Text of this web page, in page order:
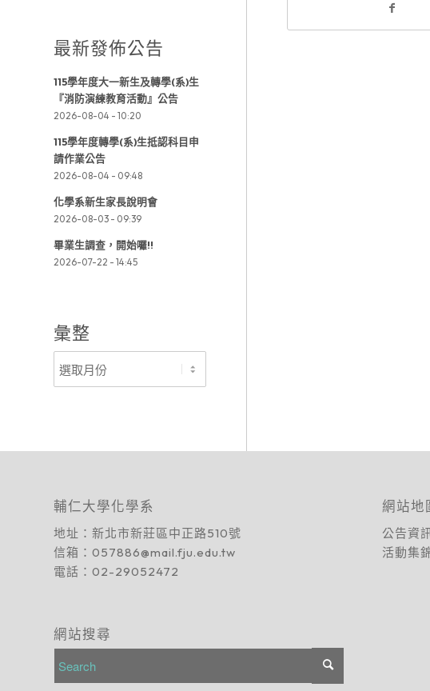
最新發佈公告
115學年度大一新生及轉學(系)生
『消防演練教育活動』公告
2026-08-04 - 10:20
115學年度轉學(系)生抵認科目申
請作業公告
2026-08-04 - 09:48
化學系新生家長說明會
2026-08-03 - 09:39
畢業生調查，開始囉!!
2026-07-22 - 14:45
彙整
輔仁大學化學系
地址： 新北市新莊區中正路510號
信箱： 057886@mail.fju.edu.tw
電話： 02-29052472
網站搜尋
網站地
公告資訊
活動集